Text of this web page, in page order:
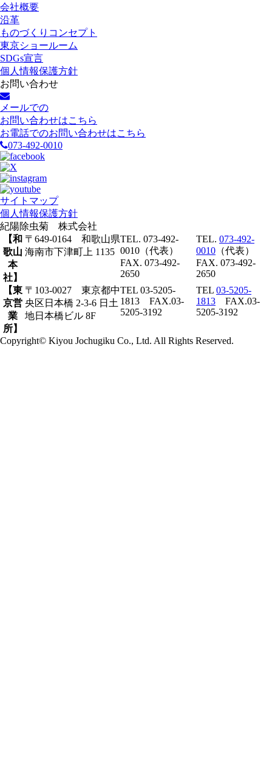
会社概要
沿革
ものづくりコンセプト
東京ショールーム
SDGs宣言
個人情報保護方針
お問い合わせ
メールでの
お問い合わせはこちら
お電話でのお問い合わせはこちら
073-492-0010
サイトマップ
個人情報保護方針
紀陽除虫菊 株式会社
【和
歌山
本
社】
〒649-0164 和歌山県
海南市下津町上 1135
TEL. 073-492-
0010（代表）
FAX. 073-492-
2650
TEL. 073-492-
0010 （代表）
FAX. 073-492-
2650
【東
京営
業
所】
〒103-0027 東京都中
央区日本橋 2-3-6 日土
地日本橋ビル 8F
TEL 03-5205-
1813 FAX.03-
5205-3192
TEL 03-5205-
1813 FAX.03-
5205-3192
Copyright© Kiyou Jochugiku Co., Ltd. All Rights Reserved.